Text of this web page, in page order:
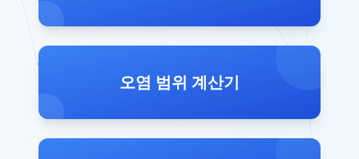
오염 범위 계산기